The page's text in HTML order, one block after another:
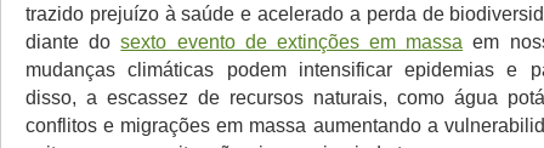
trazido prejuízo à saúde e acelerado a perda de
diante dosexto evento de extinções em massa em
mudanças climáticas podem intensificar epidemias e
disso, a escassez de recursos naturais, como água
conflitos e migrações em massa aumentando a